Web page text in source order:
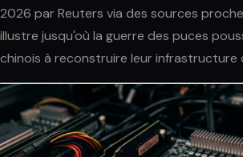
2026 par Reuters via des sources
illustre jusqu'où la guerre des puces
chinois à reconstruire leur infrastructure